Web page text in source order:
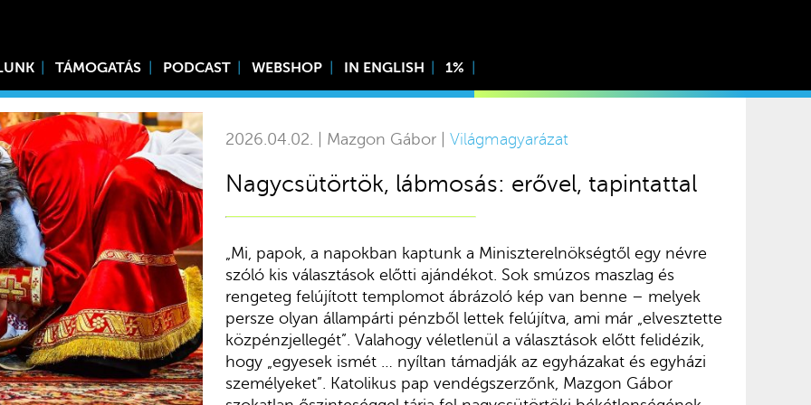
TÁMOGATÁS PODCAST WEBSHOP IN ENGLISH 1%
2026.04.02. | Mazgon Gábor | Világmagyarázat
Nagycsütörtök, lábmosás: erővel, tapintattal
„Mi, papok, a napokban kaptunk a Miniszterelnökségtől egy névre
szóló kis választások előtti ajándékot. Sok smúzos maszlag és
rengeteg felújított templomot ábrázoló kép van benne – melyek
persze olyan állampárti pénzből lettek felújítva, ami már „elvesztette
közpénzjellegét”. Valahogy véletlenül a választások előtt felidézik,
hogy „egyesek ismét … nyíltan támadják az egyházakat és egyházi
személyeket”. Katolikus pap vendégszerzőnk, Mazgon Gábor